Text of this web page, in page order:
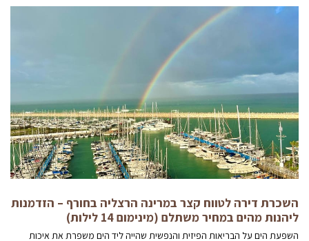
השכרת דירה לטווח קצר במרינה הרצליה בחורף – הזדמנות
ליהנות מהים במחיר משתלם (מינימום 14 לילות)
השפעת הים על הבריאות הפיזית והנפשית שהייה ליד הים משפרת את איכות